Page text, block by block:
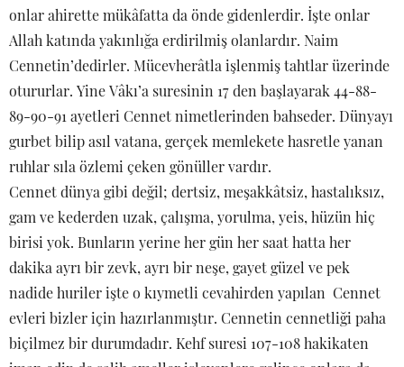
onlar ahirette mükâfatta da önde gidenlerdir. İşte onlar
Allah katında yakınlığa erdirilmiş olanlardır. Naim
Cennetin’dedirler. Mücevherâtla işlenmiş tahtlar üzerinde
otururlar. Yine Vâkı’a suresinin 17 den başlayarak 44-88-
89-90-91 ayetleri Cennet nimetlerinden bahseder. Dünyayı
gurbet bilip asıl vatana, gerçek memlekete hasretle yanan
ruhlar sıla özlemi çeken gönüller vardır.
Cennet dünya gibi değil; dertsiz, meşakkâtsiz, hastalıksız,
gam ve kederden uzak, çalışma, yorulma, yeis, hüzün hiç
birisi yok. Bunların yerine her gün her saat hatta her
dakika ayrı bir zevk, ayrı bir neşe, gayet güzel ve pek
nadide huriler işte o kıymetli cevahirden yapılan Cennet
evleri bizler için hazırlanmıştır. Cennetin cennetliği paha
biçilmez bir durumdadır. Kehf suresi 107-108 hakikaten